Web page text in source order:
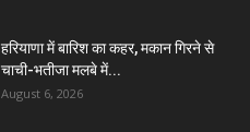
हरियाणा में बारिश का कहर, मकान गिरने से
चाची-भतीजा मलबे में...
August 6, 2026